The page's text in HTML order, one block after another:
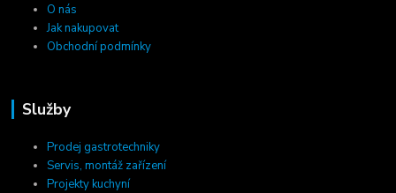
O nás
Jak nakupovat
Obchodní podmínky
Služby
Prodej gastrotechniky
Servis, montáž zařízení
Projekty kuchyní